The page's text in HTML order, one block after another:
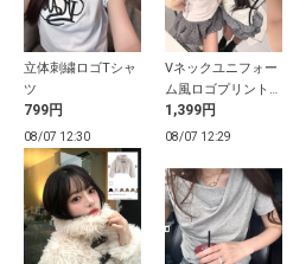
立体刺繍ロゴTシャ
ツ
799円
Vネックユニフォー
ム風ロゴプリントト
ップス
1,399円
08/07 12:30 08/07 12:29